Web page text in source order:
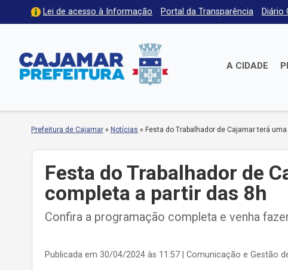
Lei de acesso à Informação Portal da Transparência Diário
A CIDADE
Prefeitura de Cajamar » Notícias » Festa do Trabalhador de Cajamar terá
Festa do Trabalhador de
completa a partir das 8h
Confira a programação completa e venha
Publicada em 30/04/2024 às 11:57 | Comunicação e Gestão